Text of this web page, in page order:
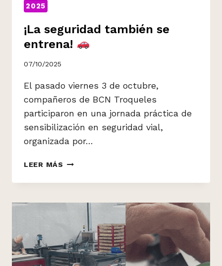
2025
¡La seguridad también se
entrena!
07/10/2025
El pasado viernes 3 de octubre,
compañeros de BCN Troqueles
participaron en una jornada práctica de
sensibilización en seguridad vial,
organizada por…
LEER MÁS ¡LA
TAMBIÉN
ENTRENA!